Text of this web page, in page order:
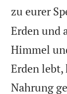
zu eurer
Erden und
Himmel
Erden
Nahrung